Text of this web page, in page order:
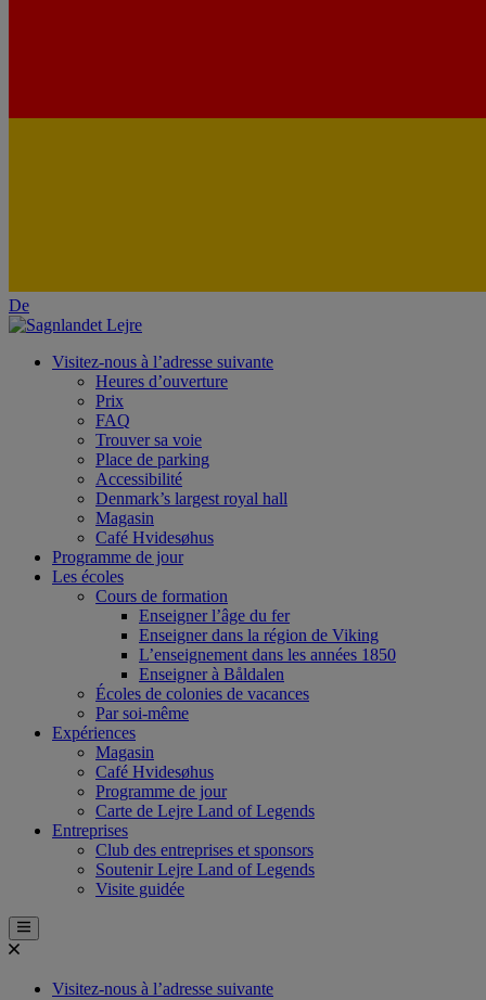
De
Visitez-nous à l’adresse suivante
Heures d’ouverture
Prix
FAQ
Trouver sa voie
Place de parking
Accessibilité
Denmark’s largest royal hall
Magasin
Café Hvidesøhus
Programme de jour
Les écoles
Cours de formation
Enseigner l’âge du fer
Enseigner dans la région de Viking
L’enseignement dans les années 1850
Enseigner à Båldalen
Écoles de colonies de vacances
Par soi-même
Expériences
Magasin
Café Hvidesøhus
Programme de jour
Carte de Lejre Land of Legends
Entreprises
Club des entreprises et sponsors
Soutenir Lejre Land of Legends
Visite guidée
Visitez-nous à l’adresse suivante